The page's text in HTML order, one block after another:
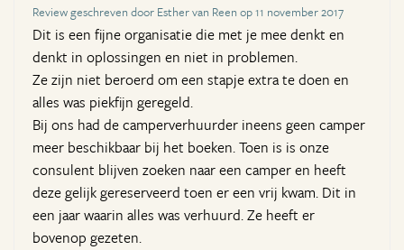
Review geschreven door Esther van Reen op 11 november 2017
Dit is een fijne organisatie die met je mee denkt en
denkt in oplossingen en niet in problemen.
Ze zijn niet beroerd om een stapje extra te doen en
alles was piekfijn geregeld.
Bij ons had de camperverhuurder ineens geen camper
meer beschikbaar bij het boeken. Toen is is onze
consulent blijven zoeken naar een camper en heeft
deze gelijk gereserveerd toen er een vrij kwam. Dit in
een jaar waarin alles was verhuurd. Ze heeft er
bovenop gezeten.